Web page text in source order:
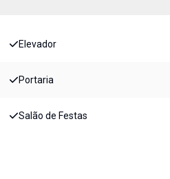
Elevador
Portaria
Salão de Festas